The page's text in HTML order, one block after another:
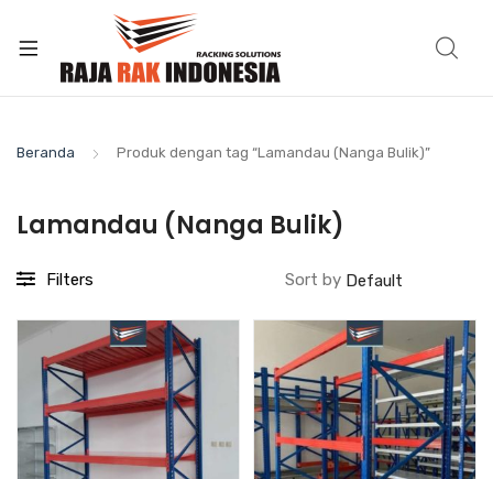
Beranda Produk dengan tag “Lamandau (Nanga Bulik)”
Lamandau (Nanga Bulik)
Filters Sort by